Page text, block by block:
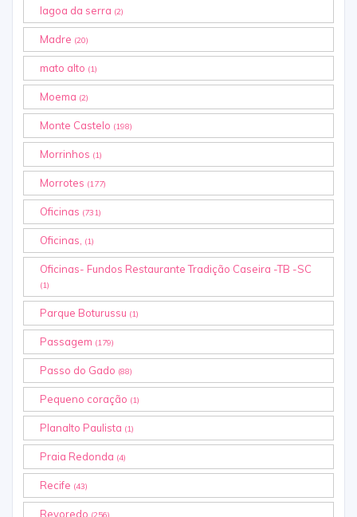
lagoa da serra (2)
Madre (20)
mato alto (1)
Moema (2)
Monte Castelo (198)
Morrinhos (1)
Morrotes (177)
Oficinas (731)
Oficinas, (1)
Oficinas- Fundos Restaurante Tradição Caseira -TB -SC
(1)
Parque Boturussu (1)
Passagem (179)
Passo do Gado (88)
Pequeno coração (1)
Planalto Paulista (1)
Praia Redonda (4)
Recife (43)
Revoredo